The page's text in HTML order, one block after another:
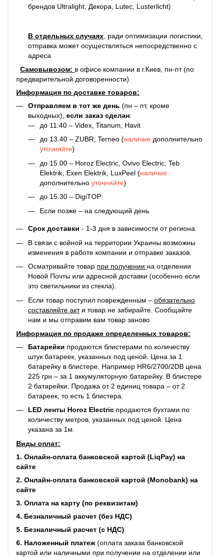
брендов Ultralight, Декора, Lutec, Lusterlicht)
В отдельных случаях , ради оптимизации логистики,
отправка может осуществляться непосредственно с
адреса
Самовывозом: в офисе компании в г.Киев, пн-пт (по
предварительной договоренности).
Информация по доставке товаров:
Отправляем в тот же день (пн – пт, кроме
выходных), если заказ сделан:
до 11:40 – Videx, Titanum, Havit
до 13.40 – ZUBR, Terneo (наличие дополнительно
уточняйте)
до 15.00 – Horoz Electric, Ovivo Electric, Teb
Elektrik, Exen Elektrik, LuxPeel (наличие
дополнительно уточняйте)
до 15.30 – DigiTOP
Если позже – на следующий день
Срок доставки - 1-3 дня в зависимости от региона.
В связи с войной на территории Украины возможны
изменения в работе компании и отправке заказов.
Осматривайте товар при получении на отделении
Новой Почты или адресной доставки (особенно если
это светильники из стекла).
Если товар поступил поврежденным – обязательно
составляйте акти товар не забирайте. Сообщайте
нам и мы отправим вам товар заново.
Информация по продаже определенных товаров:
Батарейки продаются блистерами по количеству
штук батареек, указанных под ценой. Цена за 1
батарейку в блистере. Например HR6/2700/2DB цена
225 грн – за 1 аккумуляторную батарейку. В блистере
2 батарейки. Продажа от 2 единиц товара – от 2
батареек, то есть 1 блистера.
LED ленты Horoz Electric продаются бухтами по
количеству метров, указанных под ценой. Цена
указана за 1м.
Виды оплат:
1. Онлайн-оплата банковской картой (LiqPay) на
сайте
2. Онлайн-оплата банковской картой (Monobank) на
сайте
3. Оплата на карту (по реквизитам)
4. Безналичный расчет (без НДС)
5. Безналичный расчет (с НДС)
6. Наложенный платеж (оплата заказа банковской
картой или наличными при получении на отделении или